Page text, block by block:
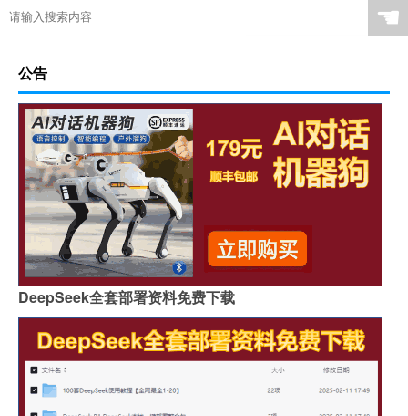
☚
公告
DeepSeek全套部署资料免费下载